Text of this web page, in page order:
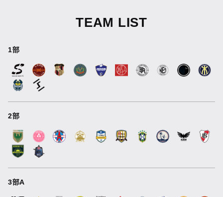
TEAM LIST
1部
2部
3部A